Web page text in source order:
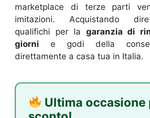
marketplace di terze parti
imitazioni. Acquistando
qualifichi per la garanzia di
giorni e godi della
direttamente a casa tua in Italia.
Ultima occasione